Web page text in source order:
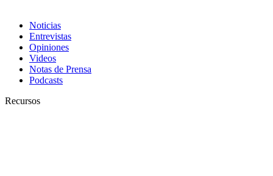
Noticias
Entrevistas
Opiniones
Videos
Notas de Prensa
Podcasts
Recursos